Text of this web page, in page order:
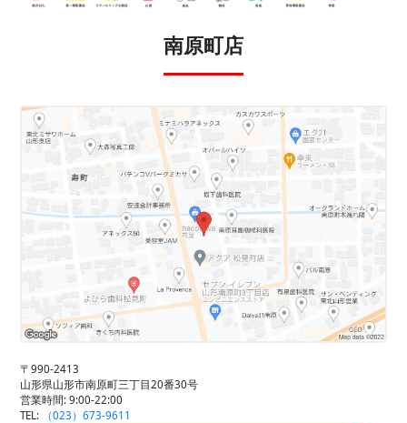
南原町店
〒990-2413
山形県山形市南原町三丁目20番30号
営業時間: 9:00-22:00
TEL:
（023）673-9611